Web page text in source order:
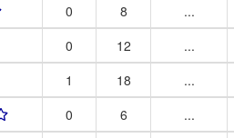
0 8
...
0 12
...
1 18
...
0 6
...